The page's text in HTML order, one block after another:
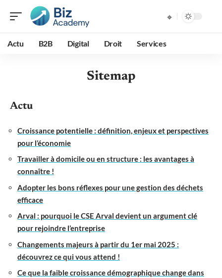
Actu B2B Digital Droit Services
Sitemap
Actu
Croissance potentielle : définition, enjeux et perspectives
pour l’économie
Travailler à domicile ou en structure : les avantages à
connaître !
Adopter les bons réflexes pour une gestion des déchets
efficace
Arval : pourquoi le CSE Arval devient un argument clé
pour rejoindre l’entreprise
Changements majeurs à partir du 1er mai 2025 :
découvrez ce qui vous attend !
Ce que la faible croissance démographique change dans